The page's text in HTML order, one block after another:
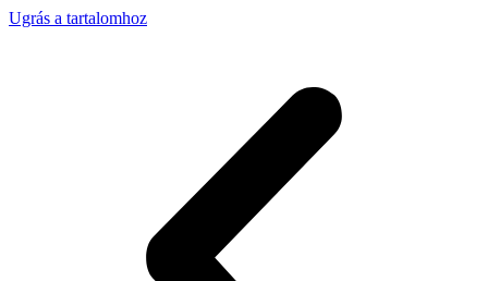
Ugrás a tartalomhoz